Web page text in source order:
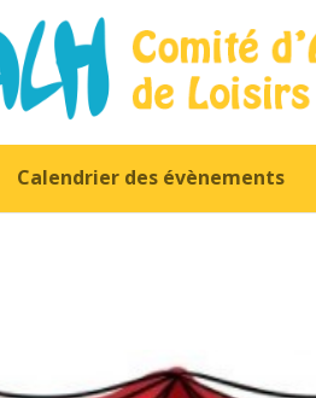
Calendrier des évènements